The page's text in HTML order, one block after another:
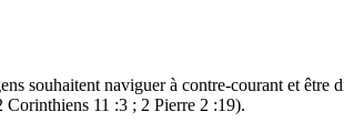
souhaitent naviguer à contre-courant et être
Corinthiens 11 :3 ; 2 Pierre 2 :19).